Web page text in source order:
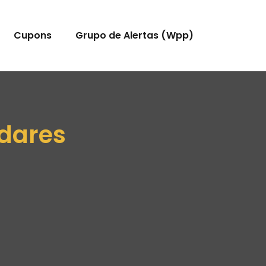
Cupons Grupo de Alertas (Wpp)